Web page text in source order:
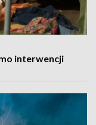
interwencji